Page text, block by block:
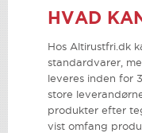
HVAD
Hos Altirustfri.dk
standardvarer,
leveres inden for
store
produkter efter
vist omfang